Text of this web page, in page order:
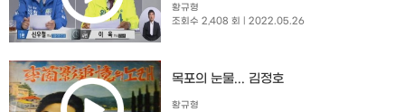
황규형
조회수 2,408 회
| 2022.05.26
목포의 눈물... 김정호
황규형